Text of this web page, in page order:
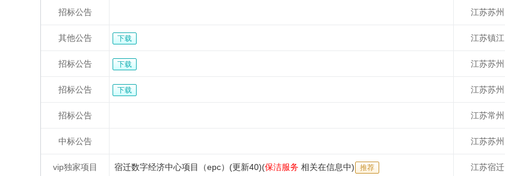
招标公告 江苏苏州
其他公告 下载 江苏镇江
招标公告 下载 江苏苏州
招标公告 下载 江苏苏州
招标公告 江苏常州
中标公告 江苏苏州
vip独家项目 宿迁数字经济中心项目（epc）(更新40)(保洁服务 相关在信息中) 推荐 江苏宿迁